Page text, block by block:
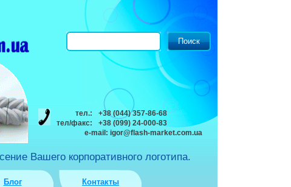
Вашего корпоративного логотипа.
Блог Контакты
тел.:
+38 (044) 357-86-68
тел/факс:
+38 (099) 24-000-83
e-mail: igor@flash-market.com.ua